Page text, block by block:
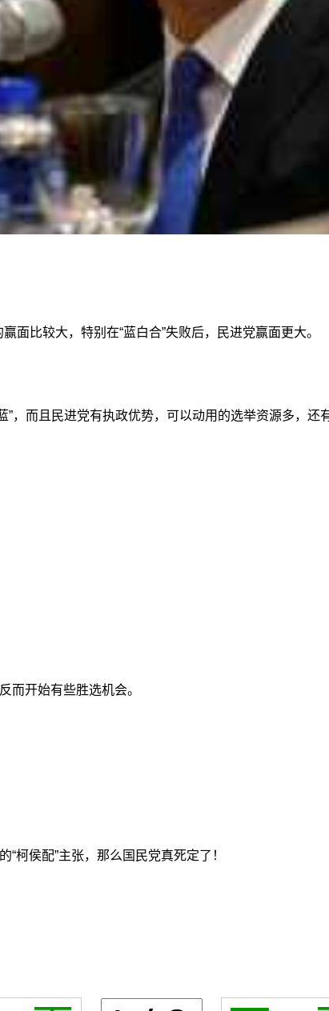
面比较大，特别在“蓝白合”失败后，民进党赢面更大。
”，而且民进党有执政优势，可以动用的选举资源多，
而开始有些胜选机会。
“柯侯配”主张，那么国民党真死定了！